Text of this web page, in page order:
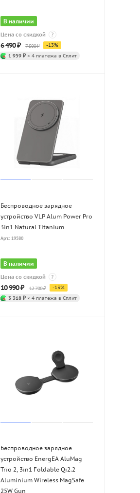
В наличии
Цена со скидкой ?
6 490₽ 7 500₽ -13%
1 959 ₽× 4 платежа в Сплит
Беспроводное зарядное
устройство VLP Alum Power Pro
3in1 Natural Titanium
Арт.: 19580
В наличии
Цена со скидкой ?
10 990₽ 12 700₽ -13%
3 318 ₽× 4 платежа в Сплит
Беспроводное зарядное
устройство EnergEA AluMag
Trio 2, 3in1 Foldable Qi2.2
Aluminium Wireless MagSafe
25W Gun